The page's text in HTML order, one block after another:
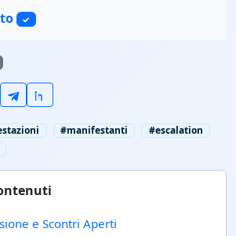
✓
#manifestanti
#escalation
e Scontri Aperti